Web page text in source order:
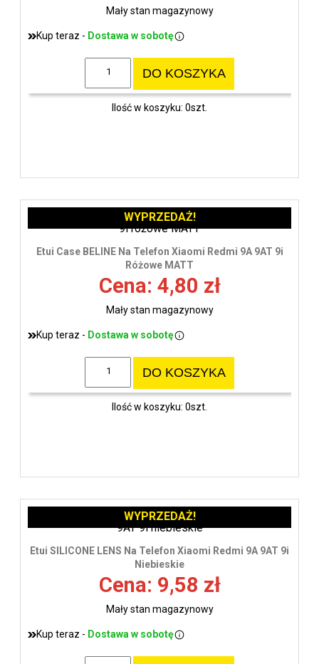
Mały stan magazynowy
Kup teraz - Dostawa w sobotę
DO KOSZYKA
Ilość w koszyku: 0szt.
Etui Case BELINE Na Telefon Xiaomi Redmi 9A 9AT 9i
Różowe MATT
Cena: 4,80 zł
Mały stan magazynowy
Kup teraz - Dostawa w sobotę
DO KOSZYKA
Ilość w koszyku: 0szt.
WYPRZEDAŻ!
Etui SILICONE LENS Na Telefon Xiaomi Redmi 9A 9AT 9i
Niebieskie
Cena: 9,58 zł
Mały stan magazynowy
Kup teraz - Dostawa w sobotę
WYPRZEDAŻ!